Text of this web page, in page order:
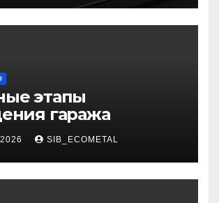
этапы
гаража
SIB_ECOMETAL